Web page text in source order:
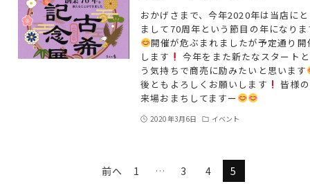
おかげさまで、今年2020年は当店に
まして70周年という節目の年になり
開催が危ぶまれましたが予定通り開
します
今年をまた新たなスタート
う気持ちで商売に励みたいと思います
後ともよろしくお願いします
皆様
来場おまちしてますー
2020年3月6日 イベント
前へ 1 … 3 4 5